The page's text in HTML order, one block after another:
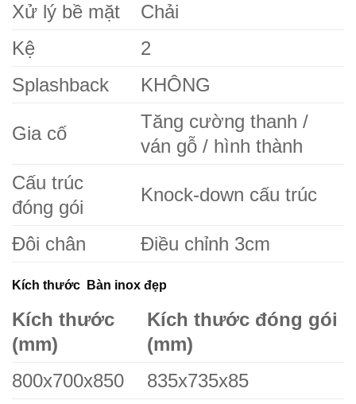
Xử lý bề mặt
Chải
Kệ
2
Splashback
KHÔNG
Gia cố
Tăng cường thanh /
ván gỗ / hình thành
Cấu trúc
đóng gói
Knock-down cấu trúc
Đôi chân Điều chỉnh 3cm
Kích thước Bàn inox đẹp
Kích thước
(mm)
Kích thước đóng gói
(mm)
800x700x850
835x735x85